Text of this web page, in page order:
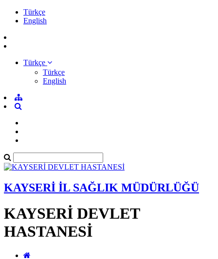
Türkçe
English
Türkçe
Türkçe
English
KAYSERİ İL SAĞLIK MÜDÜRLÜĞÜ
KAYSERİ DEVLET
HASTANESİ